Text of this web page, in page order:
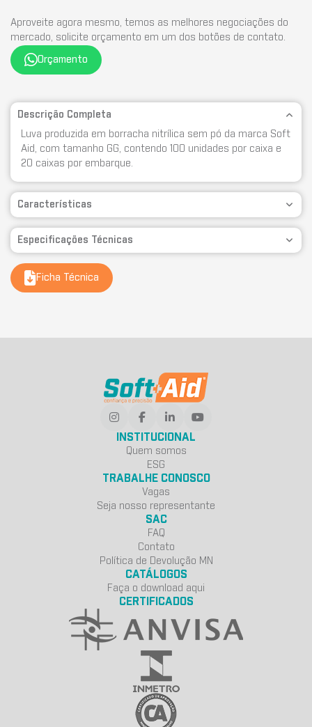
Aproveite agora mesmo, temos as melhores negociações do
mercado, solicite orçamento em um dos botões de contato.
Orçamento
Descrição Completa
Luva produzida em borracha nitrílica sem pó da marca Soft
Aid, com tamanho GG, contendo 100 unidades por caixa e
20 caixas por embarque.
Características
Especificações Técnicas
Ficha Técnica
INSTITUCIONAL
Quem somos
ESG
TRABALHE CONOSCO
Vagas
Seja nosso representante
SAC
FAQ
Contato
Política de Devolução MN
CATÁLOGOS
Faça o download aqui
CERTIFICADOS